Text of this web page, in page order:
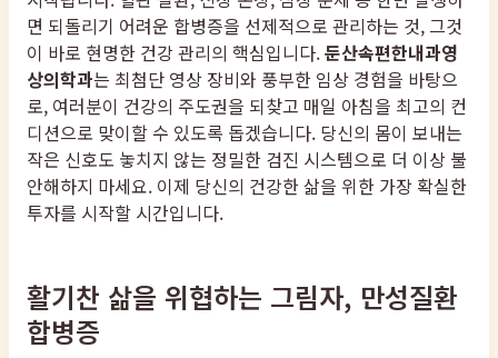
면 되돌리기 어려운 합병증을 선제적으로 관리하는 것, 그것
이 바로 현명한 건강 관리의 핵심입니다.둔산속편한내과영
상의학과는 최첨단 영상 장비와 풍부한 임상 경험을 바탕으
로, 여러분이 건강의 주도권을 되찾고 매일 아침을 최고의 컨
디션으로 맞이할 수 있도록 돕겠습니다. 당신의 몸이 보내는
작은 신호도 놓치지 않는 정밀한 검진 시스템으로 더 이상 불
안해하지 마세요. 이제 당신의 건강한 삶을 위한 가장 확실한
투자를 시작할 시간입니다.
활기찬 삶을 위협하는 그림자, 만성질환
합병증